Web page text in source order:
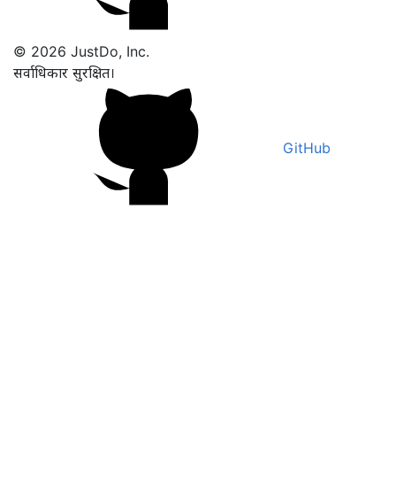
© 2026 JustDo, Inc.
सर्वाधिकार सुरक्षित।
GitHub